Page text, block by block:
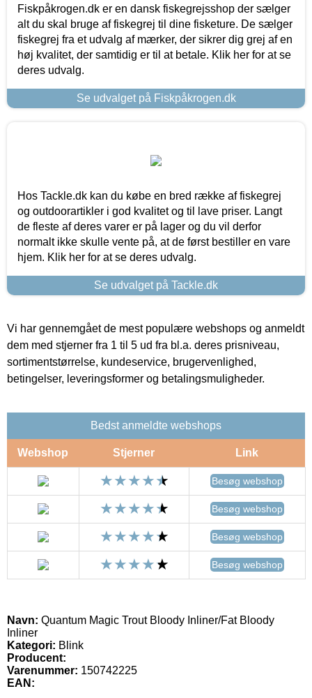
Fiskpåkrogen.dk er en dansk fiskegrejsshop der sælger
alt du skal bruge af fiskegrej til dine fisketure. De sælger
fiskegrej fra et udvalg af mærker, der sikrer dig grej af en
høj kvalitet, der samtidig er til at betale. Klik her for at se
deres udvalg.
Se udvalget på Fiskpåkrogen.dk
Hos Tackle.dk kan du købe en bred række af fiskegrej
og outdoorartikler i god kvalitet og til lave priser. Langt
de fleste af deres varer er på lager og du vil derfor
normalt ikke skulle vente på, at de først bestiller en vare
hjem. Klik her for at se deres udvalg.
Se udvalget på Tackle.dk
Vi har gennemgået de mest populære webshops og anmeldt
dem med stjerner fra 1 til 5 ud fra bl.a. deres prisniveau,
sortimentstørrelse, kundeservice, brugervenlighed,
betingelser, leveringsformer og betalingsmuligheder.
Bedst anmeldte webshops
Webshop Stjerner Link
Besøg webshop
Besøg webshop
Besøg webshop
Besøg webshop
Navn: Quantum Magic Trout Bloody Inliner/Fat Bloody
Inliner
Kategori: Blink
Producent:
Varenummer: 150742225
EAN: